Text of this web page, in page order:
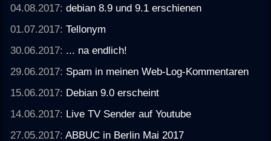
04.08.2017:debian 8.9 und 9.1 erschienen
01.07.2017:Tellonym
30.06.2017: ... na endlich!
29.06.2017: Spam in meinen Web-Log-Kommentaren
15.06.2017: Debian 9.0 erscheint
14.06.2017: Live TV Sender auf Youtube
27.05.2017:ABBUC in Berlin Mai 2017